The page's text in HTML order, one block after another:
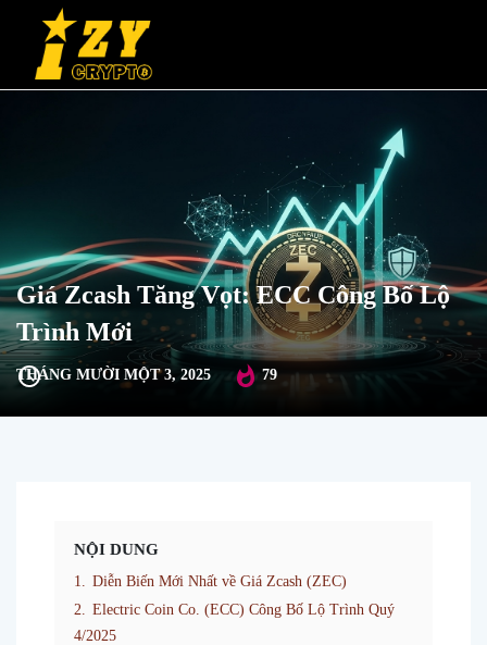
Giá Zcash Tăng Vọt: ECC Công Bố Lộ
Trình Mới
THÁNG MƯỜI MỘT 3, 2025 79
NỘI DUNG
1.
Diễn Biến Mới Nhất về Giá Zcash (ZEC)
2.
Electric Coin Co. (ECC) Công Bố Lộ Trình Quý
4/2025